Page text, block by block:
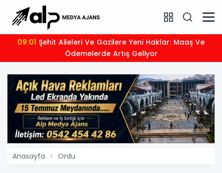
09:01
Ödemelerde Artış Geliyor
Anasayfa Ordu